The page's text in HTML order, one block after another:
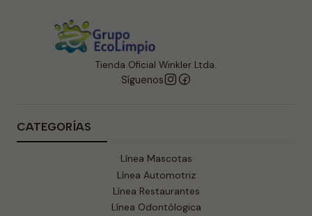
Tienda Oficial Winkler Ltda.
Síguenos
CATEGORÍAS
Línea Mascotas
Línea Automotriz
Línea Restaurantes
Línea Odontólogica